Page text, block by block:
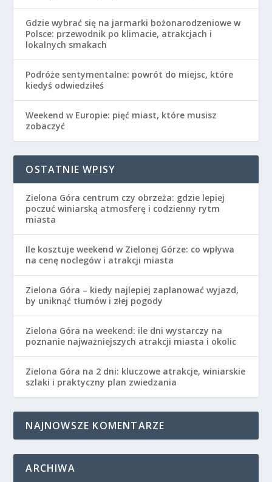
Gdzie wybrać się na jarmarki bożonarodzeniowe w
Polsce: przewodnik po klimacie, atrakcjach i
lokalnych smakach
Podróże sentymentalne: powrót do miejsc, które
kiedyś odwiedziłeś
Weekend w Europie: pięć miast, które musisz
zobaczyć
OSTATNIE WPISY
Zielona Góra centrum czy obrzeża: gdzie lepiej
poczuć winiarską atmosferę i codzienny rytm
miasta
Ile kosztuje weekend w Zielonej Górze: co wpływa
na cenę noclegów i atrakcji miasta
Zielona Góra – kiedy najlepiej zaplanować wyjazd,
by uniknąć tłumów i złej pogody
Zielona Góra na weekend: ile dni wystarczy na
poznanie najważniejszych atrakcji miasta i okolic
Zielona Góra na 2 dni: kluczowe atrakcje, winiarskie
szlaki i praktyczny plan zwiedzania
NAJNOWSZE KOMENTARZE
ARCHIWA